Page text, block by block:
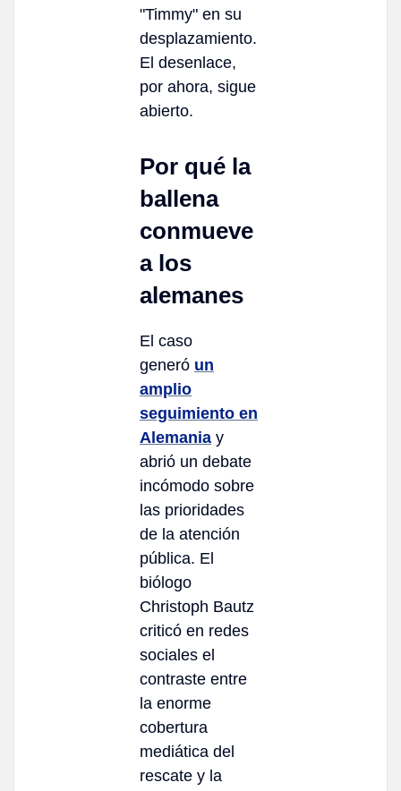
"Timmy" en su
desplazamiento.
El desenlace,
por ahora, sigue
abierto.
Por qué la
ballena
conmueve
a los
alemanes
El caso
generó un
amplio
seguimiento en
Alemania y
abrió un debate
incómodo sobre
las prioridades
de la atención
pública. El
biólogo
Christoph Bautz
criticó en redes
sociales el
contraste entre
la enorme
cobertura
mediática del
rescate y la